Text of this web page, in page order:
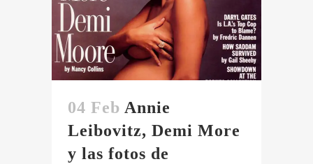
04 Feb Annie
Leibovitz, Demi More
y las fotos de